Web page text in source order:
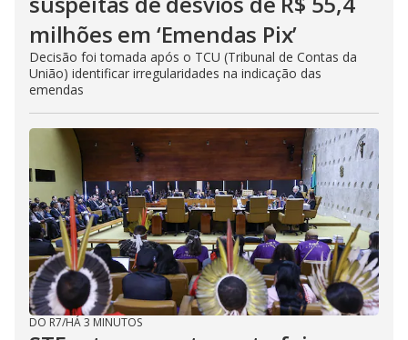
milhões em ‘Emendas Pix’
Decisão foi tomada após o TCU (Tribunal de Contas da
União) identificar irregularidades na indicação das
emendas
DO R7/HÁ 3 MINUTOS